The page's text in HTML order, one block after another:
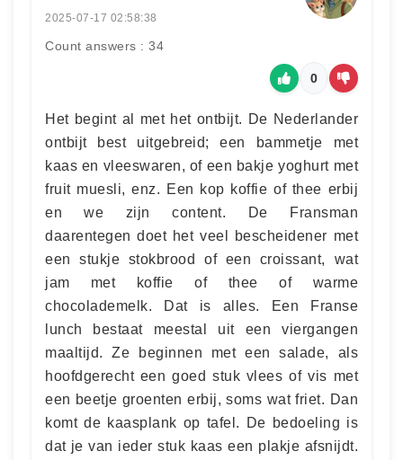
2025-07-17 02:58:38
Count answers : 34
0
Het begint al met het ontbijt. De Nederlander
ontbijt best uitgebreid; een bammetje met
kaas en vleeswaren, of een bakje yoghurt met
fruit muesli, enz. Een kop koffie of thee erbij
en we zijn content. De Fransman
daarentegen doet het veel bescheidener met
een stukje stokbrood of een croissant, wat
jam met koffie of thee of warme
chocolademelk. Dat is alles. Een Franse
lunch bestaat meestal uit een viergangen
maaltijd. Ze beginnen met een salade, als
hoofdgerecht een goed stuk vlees of vis met
een beetje groenten erbij, soms wat friet. Dan
komt de kaasplank op tafel. De bedoeling is
dat je van ieder stuk kaas een plakje afsnijdt.